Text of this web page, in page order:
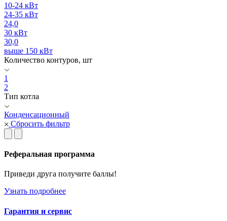
10-24 кВт
24-35 кВт
24,0
30 кВт
30,0
выше 150 кВт
Количество контуров, шт
1
2
Тип котла
Конденсационный
Сбросить фильтр
Реферальная программа
Приведи друга получите баллы!
Узнать подробнее
Гарантия и сервис